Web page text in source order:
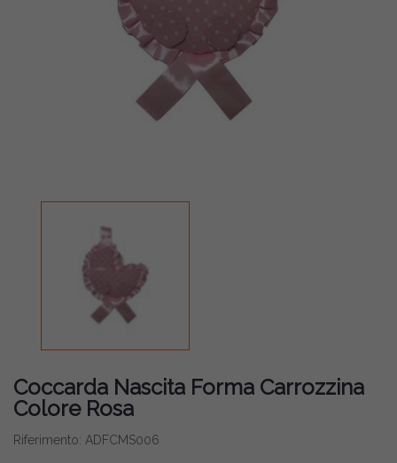
Coccarda Nascita Forma Carrozzina
Colore Rosa
Riferimento: ADFCMS006